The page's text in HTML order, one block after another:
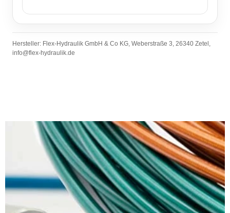
Hersteller: Flex-Hydraulik GmbH & Co KG, Weberstraße 3, 26340 Zetel,
info@flex-hydraulik.de